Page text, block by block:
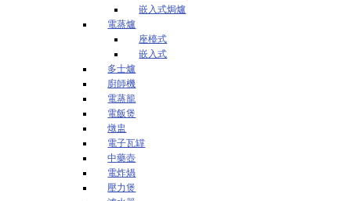
嵌入式焗爐
電蒸爐
座檯式
嵌入式
多士爐
廚師機
電蒸籠
電飯煲
燉盅
電子瓦罉
中藥壺
電炸煱
壓力煲